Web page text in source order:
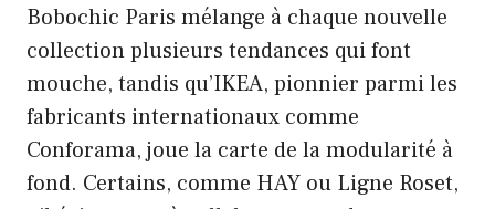
Bobochic Paris mélange à chaque nouvelle
collection plusieurs tendances qui font
mouche, tandis qu’IKEA, pionnier parmi les
fabricants internationaux comme
Conforama, joue la carte de la modularité à
fond. Certains, comme HAY ou Ligne Roset,